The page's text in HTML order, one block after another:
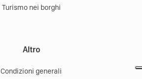
Turismo nei borghi
Altro
Condizioni generali